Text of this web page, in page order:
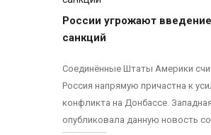
России угрожают
санкций
Соединённые Штаты Америки
Россия напрямую причастна к
конфликта на Донбассе.
опубликовала данную новость со